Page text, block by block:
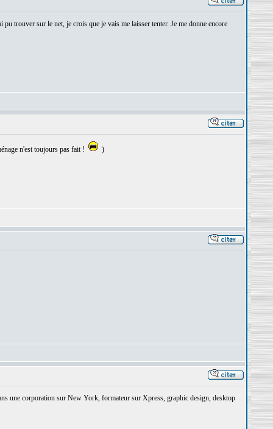
trouver sur le net, je crois que je vais me laisser tenter. Je me donne encore
n'est toujours pas fait ! )
une corporation sur New York, formateur sur Xpress, graphic design, desktop